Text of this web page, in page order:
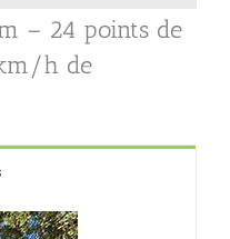
– 24 points de
h de